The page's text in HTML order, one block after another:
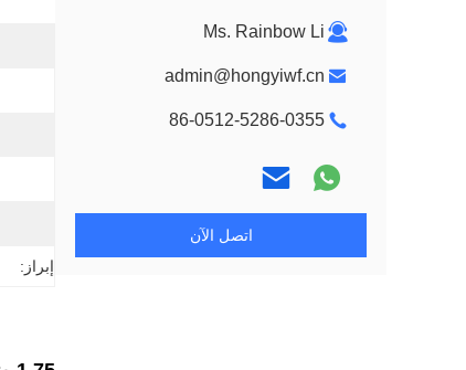
Ms. Rainbow Li
admin@hongyiwf.cn
86-0512-5286-0355
اتصل الآن
إبراز: